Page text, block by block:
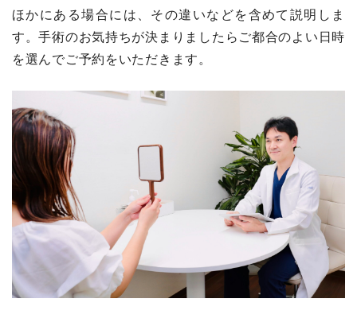
ほかにある場合には、その違いなどを含めて説明しま
す。手術のお気持ちが決まりましたらご都合のよい日時
を選んでご予約をいただきます。